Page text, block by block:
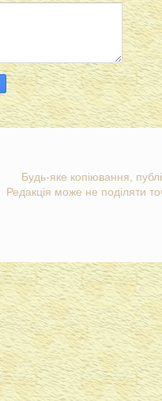
Будь-яке копіювання,
Редакція може не поділяти